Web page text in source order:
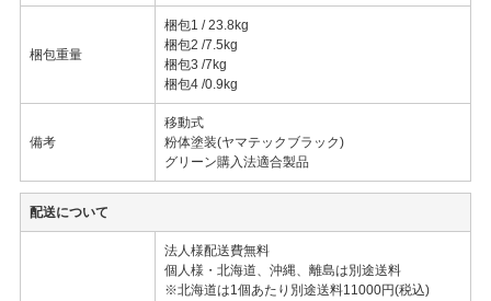
梱包重量
梱包1 / 23.8kg
梱包2 /7.5kg
梱包3 /7kg
梱包4 /0.9kg
備考
移動式
粉体塗装(ヤマテックブラック)
グリーン購入法適合製品
配送について
法人様配送費無料
個人様・北海道、沖縄、離島は別途送料
※北海道は1個あたり別途送料11000円(税込)